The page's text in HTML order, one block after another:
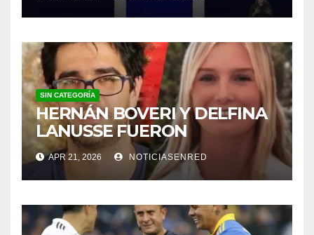
SIN CATEGORÍA
HERNÁN BOVERI Y DELFINA
LANUSSE FUERON
INHABILITADOS PARA
EJERCER COMO MÉDICOS
APR 21, 2026 NOTICIASENRED